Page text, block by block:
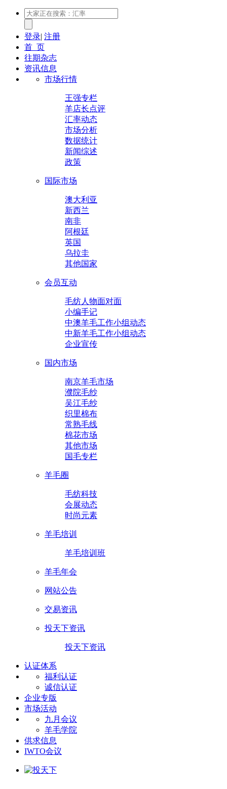
登录| 注册
首 页
往期杂志
资讯信息
市场行情
王强专栏
羊店长点评
汇率动态
市场分析
数据统计
新闻综述
政策
国际市场
澳大利亚
新西兰
南非
阿根廷
英国
乌拉圭
其他国家
会员互动
毛纺人物面对面
小编手记
中澳羊毛工作小组动态
中新羊毛工作小组动态
企业宣传
国内市场
南京羊毛市场
濮院毛纱
吴江毛纱
织里棉布
常熟毛线
棉花市场
其他市场
国毛专栏
羊毛圈
毛纺科技
会展动态
时尚元素
羊毛培训
羊毛培训班
羊毛年会
网站公告
交易资讯
投天下资讯
投天下资讯
认证体系
福利认证
诚信认证
企业专版
市场活动
九月会议
羊毛学院
供求信息
IWTO会议